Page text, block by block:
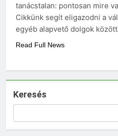
tanácstalan: pontosan mire
Cikkünk segít eligazodni a
egyéb alapvető dolgok
Read Full News
Keresés